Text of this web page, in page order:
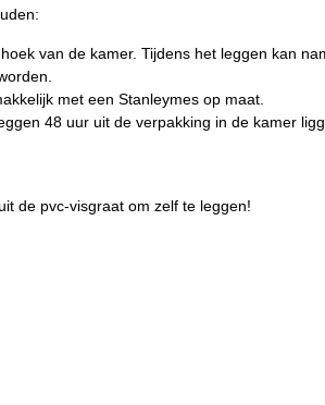
van de kamer. Tijdens het leggen kan
met een Stanleymes op maat.
48 uur uit de verpakking in de kamer
de pvc-visgraat om zelf te leggen!